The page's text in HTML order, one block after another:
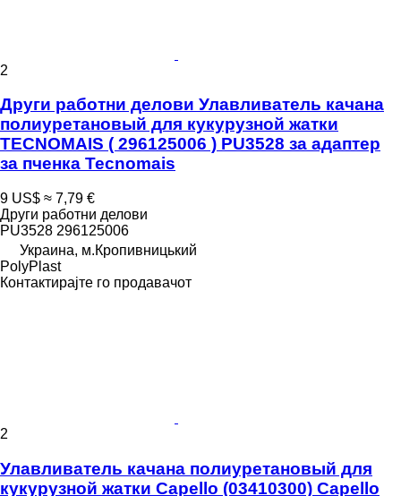
2
Други работни делови Улавливатель качана
полиуретановый для кукурузной жатки
TECNOMAIS ( 296125006 ) PU3528 за адаптер
за пченка Tecnomais
9 US$ ≈ 7,79 €
Други работни делови
PU3528 296125006
Украина, м.Кропивницький
PolyPlast
Контактирајте го продавачот
2
Улавливатель качана полиуретановый для
кукурузной жатки Сapello (03410300) Capello